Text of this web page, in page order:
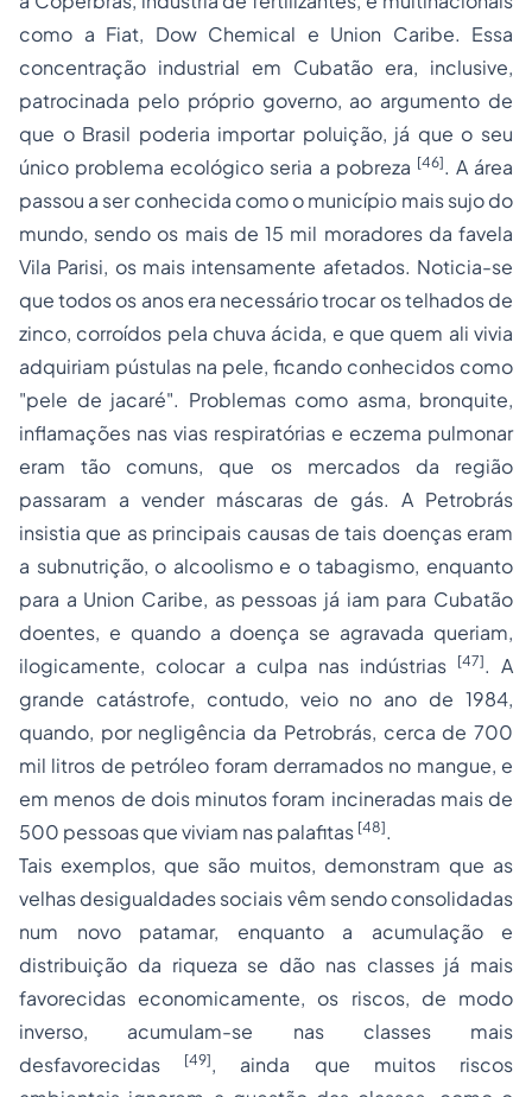
como a Fiat, Dow Chemical e Union Caribe. Essa
concentração industrial em Cubatão era, inclusive,
patrocinada pelo próprio governo, ao argumento de
que o Brasil poderia importar poluição, já que o seu
único problema ecológico seria a pobreza [46]. A área
passou a ser conhecida como o município mais sujo do
mundo, sendo os mais de 15 mil moradores da favela
Vila Parisi, os mais intensamente afetados. Noticia-se
que todos os anos era necessário trocar os telhados de
zinco, corroídos pela chuva ácida, e que quem ali vivia
adquiriam pústulas na pele, ficando conhecidos como
"pele de jacaré". Problemas como asma, bronquite,
inflamações nas vias respiratórias e eczema pulmonar
eram tão comuns, que os mercados da região
passaram a vender máscaras de gás. A Petrobrás
insistia que as principais causas de tais doenças eram
a subnutrição, o alcoolismo e o tabagismo, enquanto
para a Union Caribe, as pessoas já iam para Cubatão
doentes, e quando a doença se agravada queriam,
ilogicamente, colocar a culpa nas indústrias
[47]. A
grande catástrofe, contudo, veio no ano de 1984,
quando, por negligência da Petrobrás, cerca de 700
mil litros de petróleo foram derramados no mangue, e
em menos de dois minutos foram incineradas mais de
500 pessoas que viviam nas palafitas [48].
Tais exemplos, que são muitos, demonstram que as
velhas desigualdades sociais vêm sendo consolidadas
num novo patamar, enquanto a acumulação e
distribuição da riqueza se dão nas classes já mais
favorecidas economicamente, os riscos, de modo
inverso, acumulam-se nas classes mais
desfavorecidas
[49], ainda que muitos riscos